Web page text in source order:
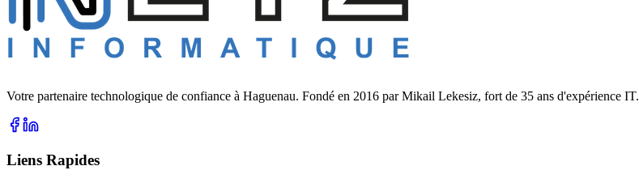
Votre partenaire technologique de confiance à Haguenau. Fondé en 2016 par Mikail Lekesiz, fort de 35 ans d'expérience IT.
Liens Rapides